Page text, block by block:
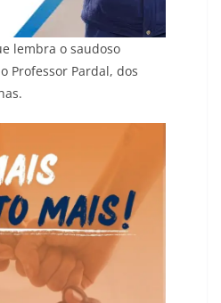
lembra o saudoso
Professor Pardal, dos